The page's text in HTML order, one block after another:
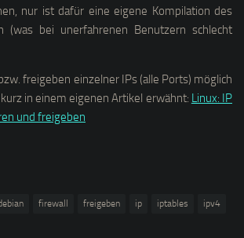
nur ist dafür eine eigene Kompilation des
(was bei unerfahrenen Benutzern schlecht
freigeben einzelner IPs (alle Ports) möglich
in einem eigenen Artikel erwähnt: Linux: IP
und freigeben
firewall freigeben ip iptables
ipv4